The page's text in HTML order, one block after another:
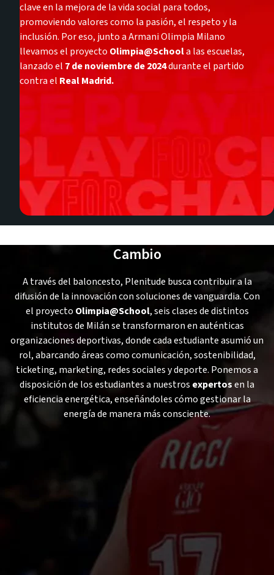
clave en la mejora de la vida social para todos,
promoviendo valores como la pasión, el respeto y la
inclusión. Por eso, junto a Armani Olimpia Milano
llevamos el proyecto Olimpia@Schoola las escuelas,
lanzado el 7 de noviembre de 2024durante el partido
contra el Real Madrid.
Cambio
A través del baloncesto, Plenitude busca contribuir a la
difusión de la innovación con soluciones de vanguardia. Con
el proyecto Olimpia@School, seis clases de distintos
institutos de Milán se transformaron en auténticas
organizaciones deportivas, donde cada estudiante asumió un
rol, abarcando áreas como comunicación, sostenibilidad,
ticketing, marketing, redes sociales y deporte. Ponemos a
disposición de los estudiantes a nuestros expertosen la
eficiencia energética, enseñándoles cómo gestionar la
energía de manera más consciente.